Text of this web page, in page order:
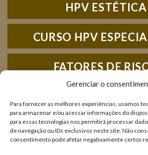
Gerenciar o
Para fornecer as melhores experiências, usamos
para armazenar e/ou acessar informações do
para essas tecnologias nos permitirá processar
de navegação ou IDs exclusivos neste site. Não
consentimento pode afetar negativamente certos
HPV ESTÉTICA
CURSO HPV
FATORES DE
IMUNOLOGIA